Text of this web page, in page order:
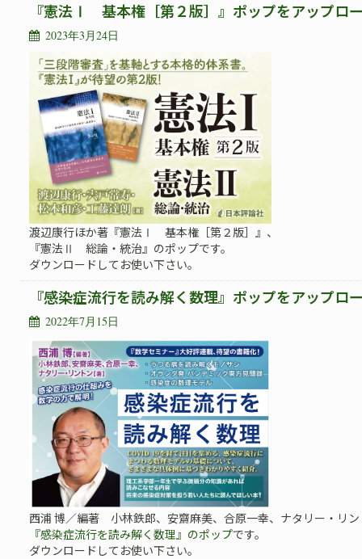
『憲法Ⅰ 基本権［第２版］』ポップをアップロ
2023年3月24日
渡辺康行ほか著『憲法Ⅰ 基本権［第２版］』、
『憲法Ⅱ 総論・統治』のポップです。
ダウンロードしてお使い下さい。
『感染症流行を読み解く数理』ポップをアップロ
2022年7月15日
西浦 博／編著 小林鉄郎、安齋麻美、合原一幸、ナタリー・リ
『感染症流行を読み解く数理』のポップです。
ダウンロードしてお使い下さい。